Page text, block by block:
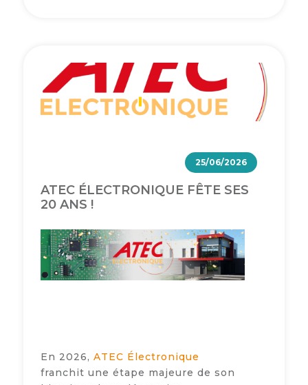
25/06/2026
ATEC ÉLECTRONIQUE FÊTE SES
20 ANS !
En 2026, ATEC Électronique
franchit une étape majeure de son